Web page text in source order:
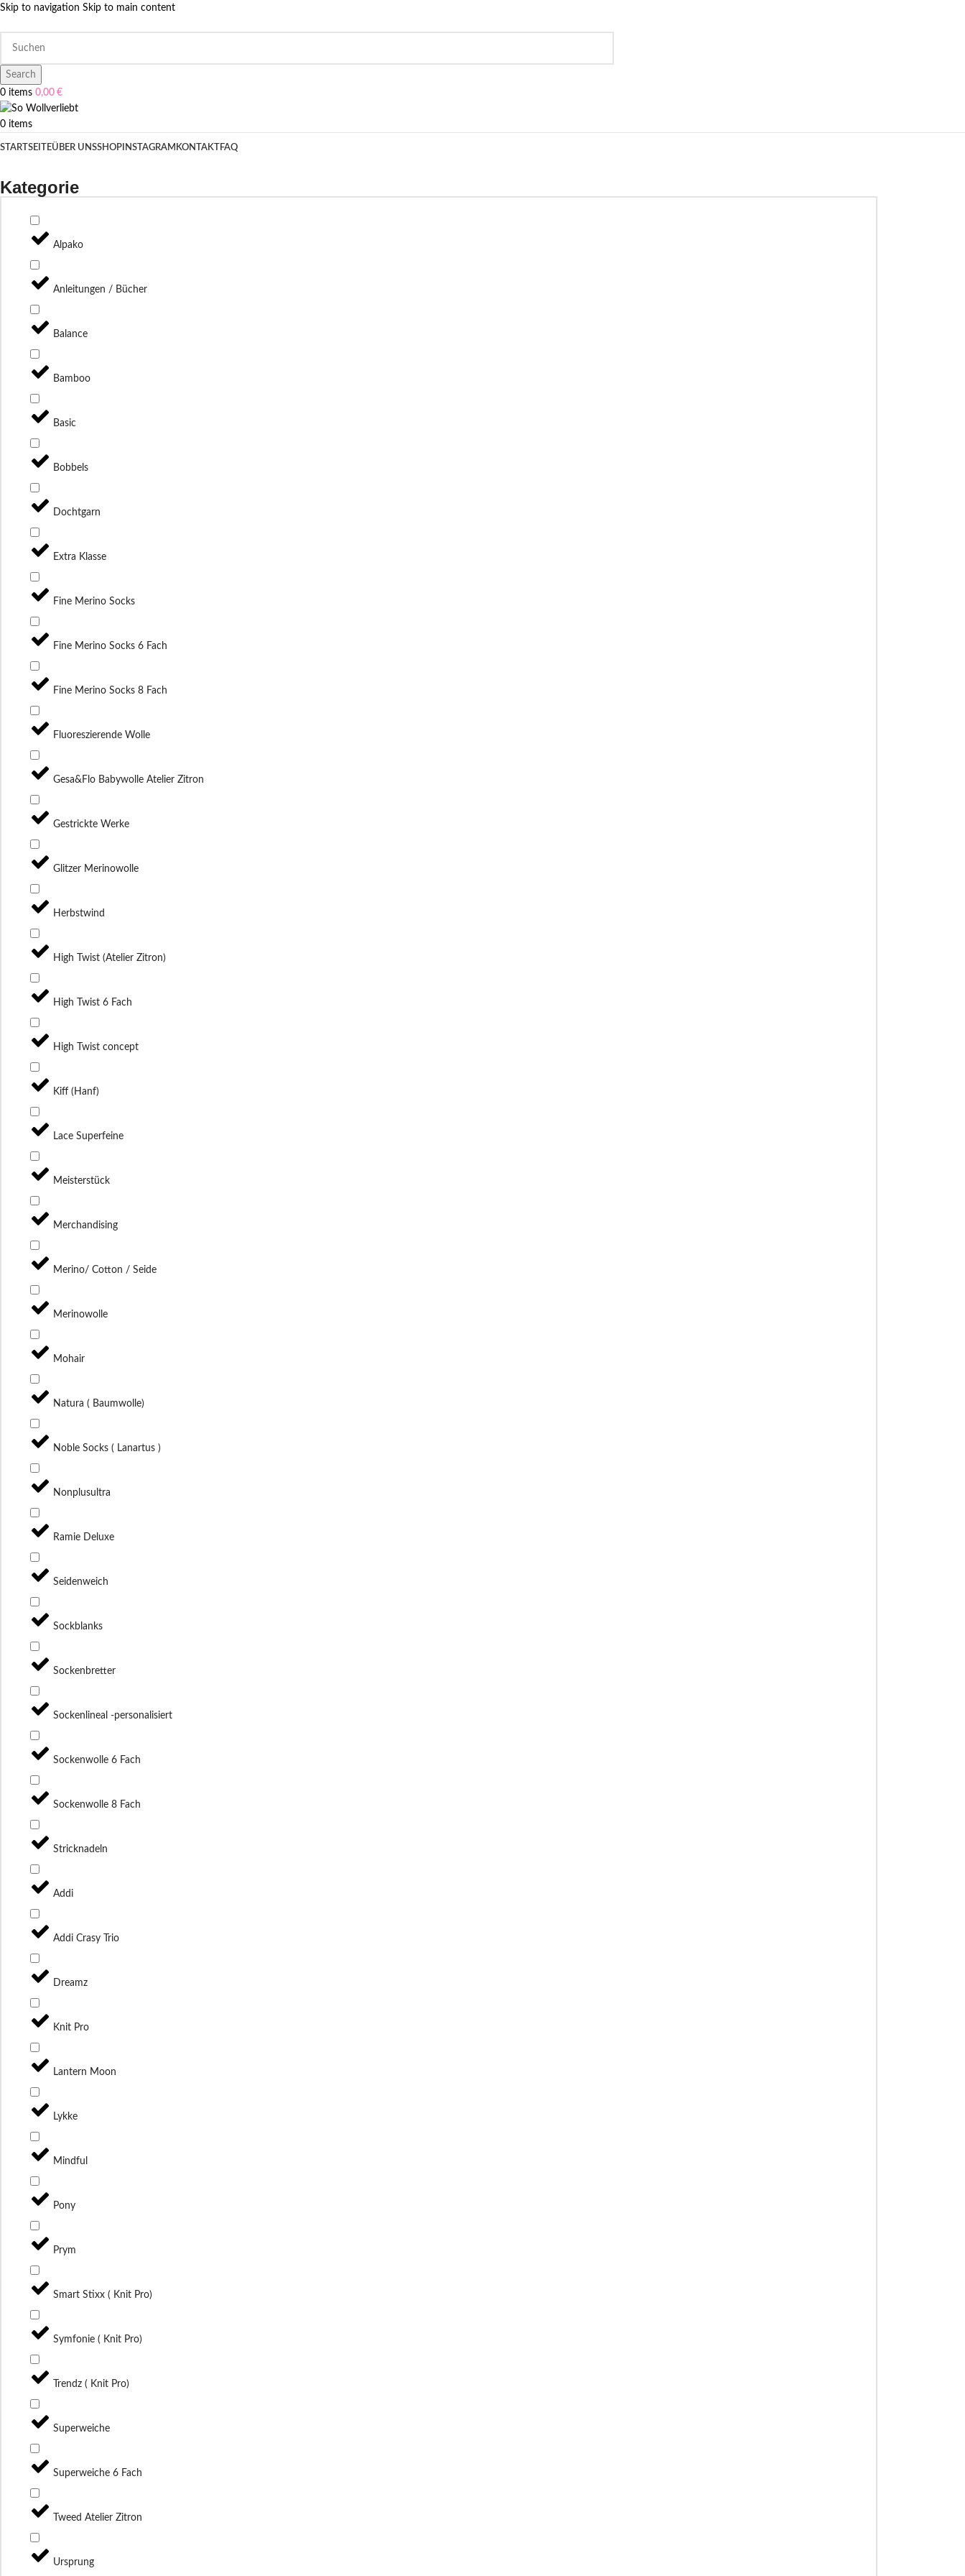
Skip to navigation Skip to main content
Search
0 items 0,00 €
0 items
STARTSEITEÜBER UNSSHOP INSTAGRAM KONTAKT FAQ
Kategorie
Alpako
Anleitungen / Bücher
Balance
Bamboo
Basic
Bobbels
Dochtgarn
Extra Klasse
Fine Merino Socks
Fine Merino Socks 6 Fach
Fine Merino Socks 8 Fach
Fluoreszierende Wolle
Gesa&Flo Babywolle Atelier Zitron
Gestrickte Werke
Glitzer Merinowolle
Herbstwind
High Twist (Atelier Zitron)
High Twist 6 Fach
High Twist concept
Kiff (Hanf)
Lace Superfeine
Meisterstück
Merchandising
Merino/ Cotton / Seide
Merinowolle
Mohair
Natura ( Baumwolle)
Noble Socks ( Lanartus )
Nonplusultra
Ramie Deluxe
Seidenweich
Sockblanks
Sockenbretter
Sockenlineal -personalisiert
Sockenwolle 6 Fach
Sockenwolle 8 Fach
Stricknadeln
Addi
Addi Crasy Trio
Dreamz
Knit Pro
Lantern Moon
Lykke
Mindful
Pony
Prym
Smart Stixx ( Knit Pro)
Symfonie ( Knit Pro)
Trendz ( Knit Pro)
Superweiche
Superweiche 6 Fach
Tweed Atelier Zitron
Ursprung